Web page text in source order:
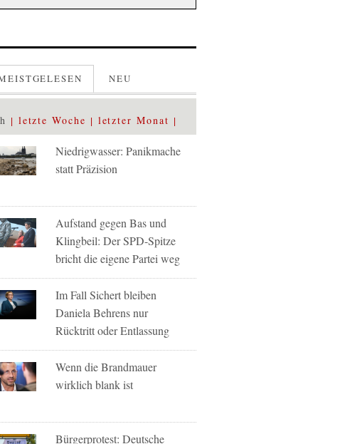
NEU
letzte Woche letzter Monat
Niedrigwasser: Panikmache
statt Präzision
Aufstand gegen Bas und
Klingbeil: Der SPD-Spitze
bricht die eigene Partei weg
Im Fall Sichert bleiben
Daniela Behrens nur
Rücktritt oder Entlassung
Wenn die Brandmauer
wirklich blank ist
Bürgerprotest: Deutsche